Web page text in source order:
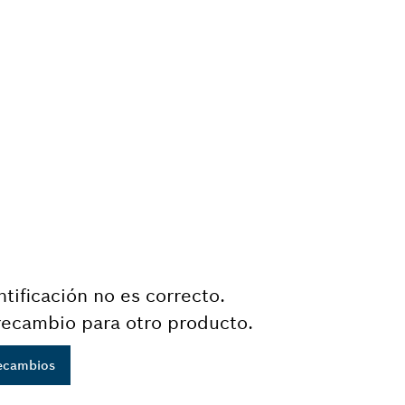
no es correcto.
para otro producto.